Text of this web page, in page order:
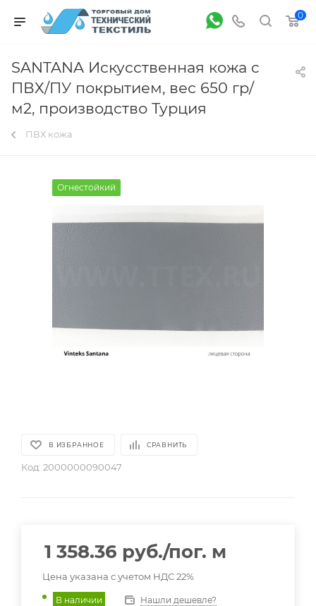
0
SANTANA Искусственная кожа c
ПВХ/ПУ покрытием, вес 650 гр/
м2, производство Турция
ПВХ кожа
Огнестойкий
В ИЗБРАННОЕ СРАВНИТЬ
Код: 2000000090047
1 358.36 руб./пог. м
Цена указана с учетом НДС 22%
В наличии Нашли дешевле?